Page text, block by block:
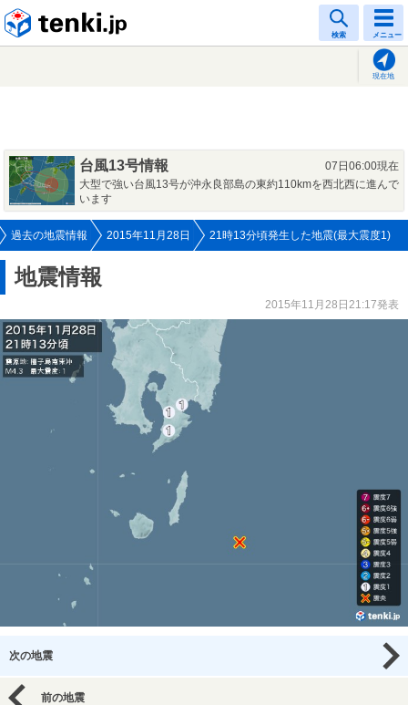
検索 メニュー
現在地
台風13号情報
07日06:00現在
大型で強い台風13号が沖永良部島の東約110kmを西北西に進んで
います
過去の地震情報 2015年11月28日 21時13分頃発生した地震(最大震度1)
地震情報
2015年11月28日21:17発表
次の地震
前の地震